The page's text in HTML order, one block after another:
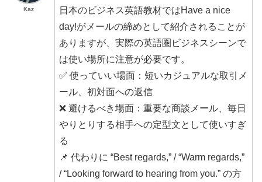
Kaz
日本のビジネス英語教材ではHave a nice
day!がメールの締めとして紹介されることが
ありますが、実際の英語圏ビジネスシーンで
は使い場所に注意が必要です。
✅ 使っていい場面：短いカジュアルな取引メ
ール、初対面への返信
❌ 避けるべき場面：重要な商談メール、毎日
やりとりする相手への定型文として使いすぎ
る
📌 代わりに “Best regards,” / “Warm regards,”
/ “Looking forward to hearing from you.” の方